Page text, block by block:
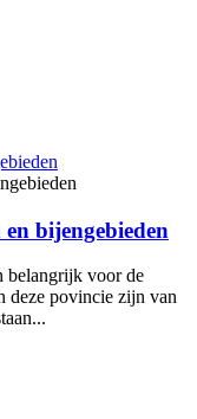
bijengebieden
belangrijk voor de
deze povincie zijn van